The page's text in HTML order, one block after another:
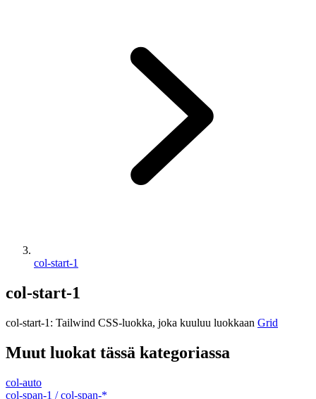
col-start-1
col-start-1
col-start-1 : Tailwind CSS-luokka, joka kuuluu luokkaan Grid
Muut luokat tässä kategoriassa
col-auto
col-span-1 / col-span-*